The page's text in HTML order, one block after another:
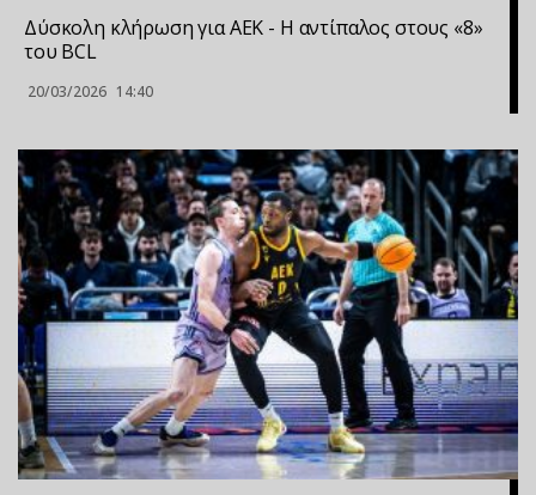
Δύσκολη κλήρωση για ΑΕΚ - Η αντίπαλος στους «8»
του BCL
20/03/2026 14:40